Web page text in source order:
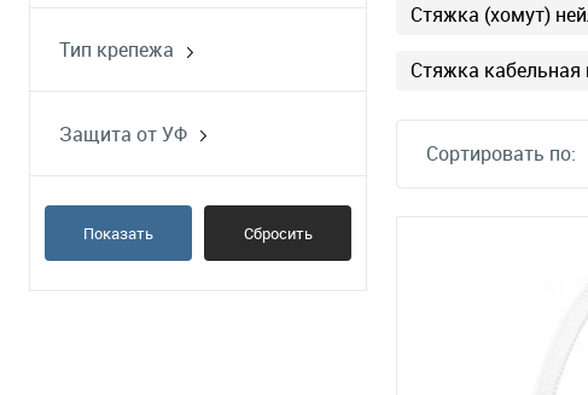
Тип крепежа
Защита от УФ
ультрафиолету
Показать Сбросить
Стяжка (хомут)
Стяжка
Сортировать по: